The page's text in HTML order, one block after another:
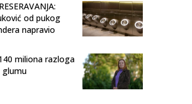
od pukog
napravio
miliona razloga
glumu